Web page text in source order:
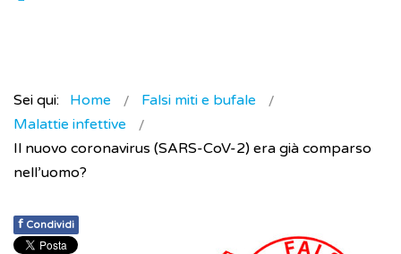
Sei qui: Home
Falsi miti e bufale
Malattie infettive
Il nuovo coronavirus (SARS-CoV-2) era già comparso
nell’uomo?
f Condividi